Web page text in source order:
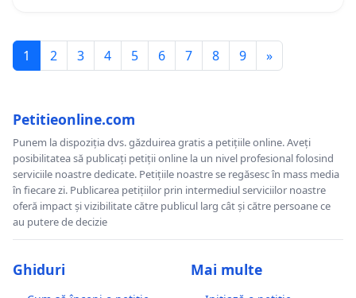
1 2 3 4 5 6 7 8 9 »
Petitieonline.com
Punem la dispoziția dvs. găzduirea gratis a petițiile online. Aveți
posibilitatea să publicați petiții online la un nivel profesional folosind
serviciile noastre dedicate. Petițiile noastre se regăsesc în mass media
în fiecare zi. Publicarea petițiilor prin intermediul serviciilor noastre
oferă impact și vizibilitate către publicul larg cât și către persoane ce
au putere de decizie
Ghiduri Mai multe